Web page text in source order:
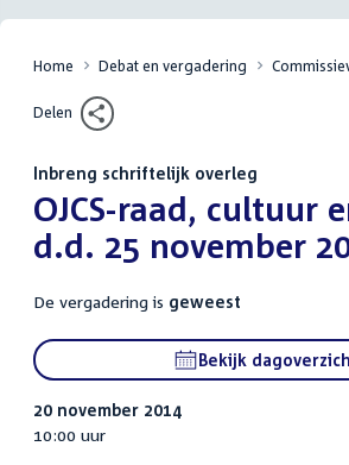
Home Debat en vergadering
Delen
Inbreng schriftelijk overleg
:OJCS-raad, cultuur
d.d. 25 november
De vergadering is geweest
Bekijk
20 november 2014
10:00 uur